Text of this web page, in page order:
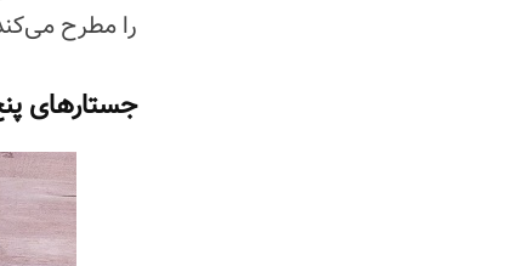
را مطرح
جستارهای